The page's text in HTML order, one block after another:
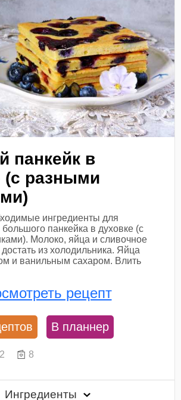
панкейк в
(с разными
ингредиенты для
панкейка в духовке (с
Молоко, яйца и сливочное
из холодильника. Яйца
и ванильным сахаром. Влить
рецепт
В планнер
2 8
Ингредиенты